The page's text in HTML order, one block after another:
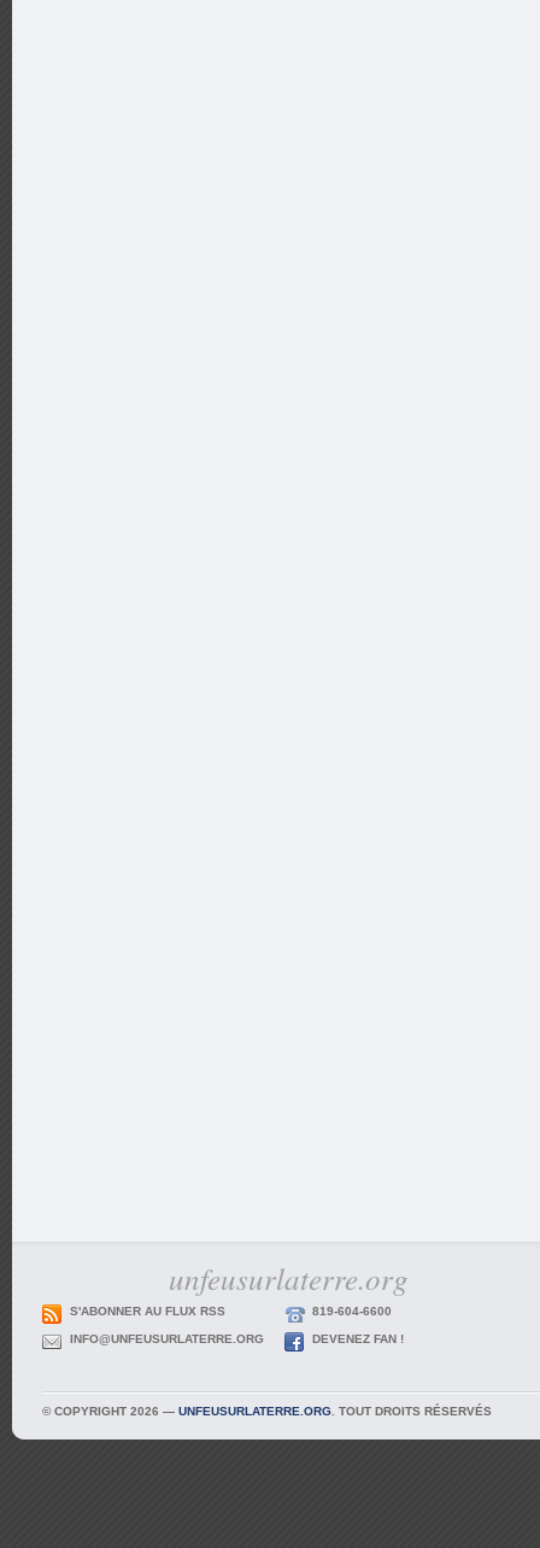
unfeusurlaterre.org
S'ABONNER AU FLUX RSS 819-604-6600
INFO@UNFEUSURLATERRE.ORG DEVENEZ FAN !
© COPYRIGHT 2026 — UNFEUSURLATERRE.ORG . TOUT DROITS RÉSERVÉS